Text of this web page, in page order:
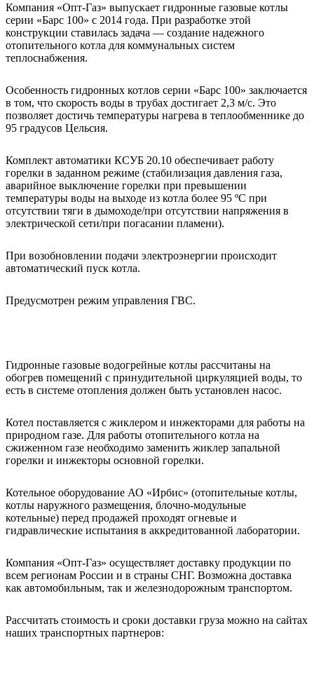
Компания «Опт-Газ» выпускает гидронные газовые котлы
серии «Барс 100» с 2014 года. При разработке этой
конструкции ставилась задача — создание надежного
отопительного котла для коммунальных систем
теплоснабжения.
Особенность гидронных котлов серии «Барс 100» заключается
в том, что скорость воды в трубах достигает 2,3 м/с. Это
позволяет достичь температуры нагрева в теплообменнике до
95 градусов Цельсия.
Комплект автоматики КСУБ 20.10 обеспечивает работу
горелки в заданном режиме (стабилизация давления газа,
аварийное выключение горелки при превышении
температуры воды на выходе из котла более 95 ºС при
отсутствии тяги в дымоходе/при отсутствии напряжения в
электрической сети/при погасании пламени).
При возобновлении подачи электроэнергии происходит
автоматический пуск котла.
Предусмотрен режим управления ГВС.
Гидронные газовые водогрейные котлы рассчитаны на
обогрев помещений с принудительной циркуляцией воды, то
есть в системе отопления должен быть установлен насос.
Котел поставляется с жиклером и инжекторами для работы на
природном газе. Для работы отопительного котла на
сжиженном газе необходимо заменить жиклер запальной
горелки и инжекторы основной горелки.
Котельное оборудование АО «Ирбис» (отопительные котлы,
котлы наружного размещения, блочно-модульные
котельные) перед продажей проходят огневые и
гидравлические испытания в аккредитованной лаборатории.
Компания «Опт-Газ» осуществляет доставку продукции по
всем регионам России и в страны СНГ. Возможна доставка
как автомобильным, так и железнодорожным транспортом.
Рассчитать стоимость и сроки доставки груза можно на сайтах
наших транспортных партнеров: